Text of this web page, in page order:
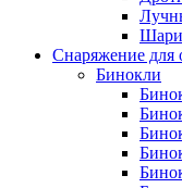
Снаряжение для
Бинокли